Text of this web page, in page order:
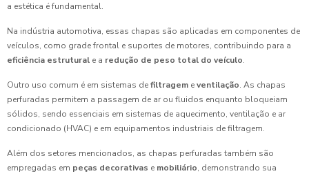
a estética é fundamental.
Na indústria automotiva, essas chapas são aplicadas em componentes de
veículos, como grade frontal e suportes de motores, contribuindo para a
eficiência estrutural e a redução de peso total do veículo.
Outro uso comum é em sistemas defiltragem eventilação. As chapas
perfuradas permitem a passagem de ar ou fluidos enquanto bloqueiam
sólidos, sendo essenciais em sistemas de aquecimento, ventilação e ar
condicionado (HVAC) e em equipamentos industriais de filtragem.
Além dos setores mencionados, as chapas perfuradas também são
empregadas em peças decorativas e mobiliário, demonstrando sua